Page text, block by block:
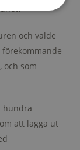
och valde
och som
hundra
att lägga ut